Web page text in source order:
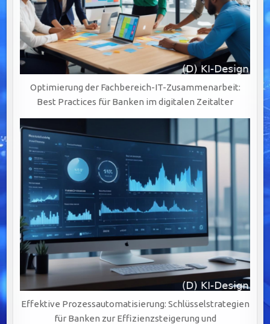
Optimierung der Fachbereich-IT-Zusammenarbeit:
Best Practices für Banken im digitalen Zeitalter
Effektive Prozessautomatisierung: Schlüsselstrategien
für Banken zur Effizienzsteigerung und